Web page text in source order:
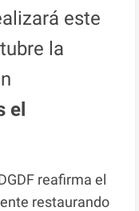
este
la
el
reafirma el
restaurando